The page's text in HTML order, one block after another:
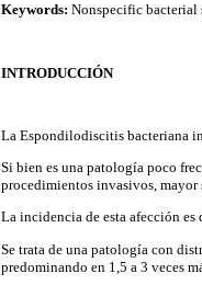
Keywords: Nonspecific
INTRODUCCIÓN
La Espondilodiscitis bacteriana
Si bien es una patología poco
procedimientos invasivos, mayor
La incidencia de esta afección
Se trata de una patología con
predominando en 1,5 a 3 veces